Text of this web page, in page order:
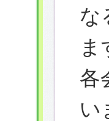
な
ま
各
い